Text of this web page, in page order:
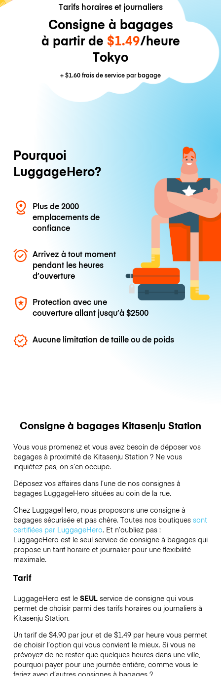
Tarifs horaires et journaliers
Consigne à bagages
à partir de $1.49/heure
Tokyo
+$1.60frais de service par bagage
Pourquoi
LuggageHero?
Plus de 2000
emplacements de
confiance
Arrivez à tout moment
pendant les heures
d’ouverture
Protection avec une
couverture allant jusqu’à$2500
Aucune limitation de taille ou de poids
Consigne à bagages Kitasenju Station
Vous vous promenez et vous avez besoin de déposer vos
bagages à proximité de Kitasenju Station ? Ne vous
inquiétez pas, on s’en occupe.
Déposez vos affaires dans l’une de nos consignes à
bagages LuggageHero situées au coin de la rue.
Chez LuggageHero, nous proposons une consigne à
bagages sécurisée et pas chère. Toutes nos boutiques sont
certifiées par LuggageHero. Et n’oubliez pas :
LuggageHero est le seul service de consigne à bagages qui
propose un tarif horaire et journalier pour une flexibilité
maximale.
Tarif
LuggageHero est le SEULservice de consigne qui vous
permet de choisir parmi des tarifs horaires ou journaliers à
Kitasenju Station.
Un tarif de $4.90 par jour et de $1.49 par heure vous permet
de choisir l’option qui vous convient le mieux. Si vous ne
prévoyez de ne rester que quelques heures dans une ville,
pourquoi payer pour une journée entière, comme vous le
feriez avec d’autres consignes à bagages ?